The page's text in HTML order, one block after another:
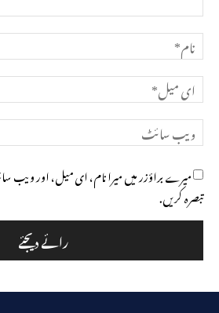
تبصرہ
میرے براؤزر میں میرا نام، ای میل، اور ویب
تبصرہ کریں.